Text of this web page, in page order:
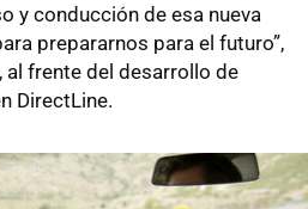
y conducción de esa nueva
prepararnos para el futuro”,
al frente del desarrollo de
DirectLine.